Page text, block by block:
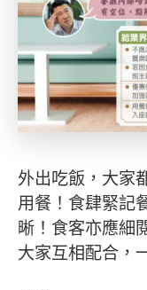
外出吃飯，大家
用餐！食肆緊記
晰！食客亦應細
大家互相配合，